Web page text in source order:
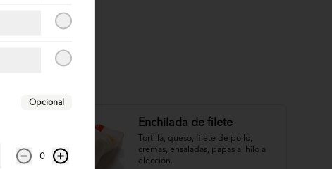
Enchilada de filete
Tortilla, queso, filete de pollo,
cremas, ensaladas, papas al hilo a
elección.
Opcional
0